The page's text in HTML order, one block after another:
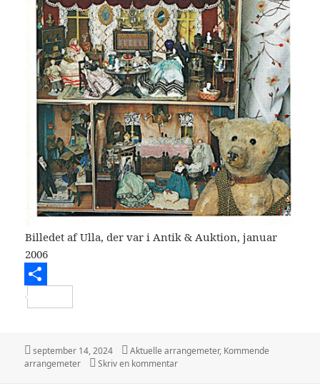
Billedet af Ulla, der var i Antik & Auktion, januar
2006
r
Udgivet
i
september 14, 2024 Kategorier
Aktuelle arrangemeter, Kommende
arrangemeter
Skriv en kommentartil Ved oktobermødet d. 10 oktober